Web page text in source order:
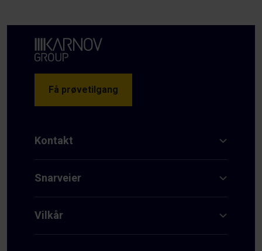
Få prøvetilgang
Kontakt
Snarveier
Vilkår